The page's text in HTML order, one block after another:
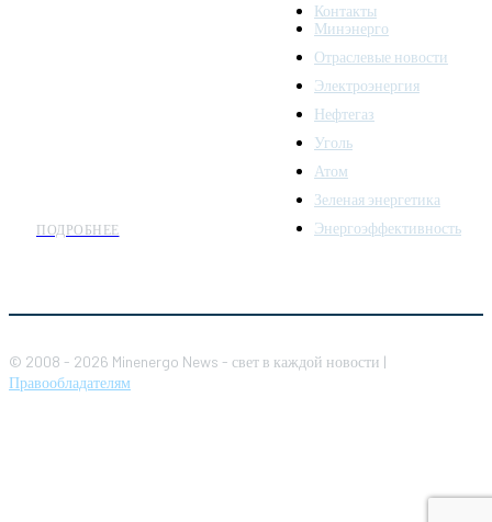
ПОДРОБНЕЕ
Контакты
Минэнерго
Отраслевые новости
Электроэнергия
Нефтегаз
Уголь
Атом
Зеленая энергетика
Энергоэффективность
© 2008 - 2026 Minenergo News - свет в каждой новости |
Правообладателям